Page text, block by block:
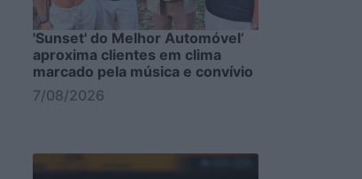
'Sunset' do Melhor Automóvel’
aproxima clientes em clima
marcado pela música e convívio
7/08/2026